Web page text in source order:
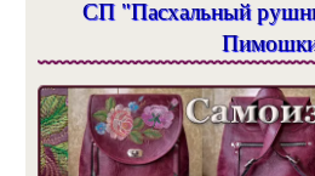
СП "Пасхальный